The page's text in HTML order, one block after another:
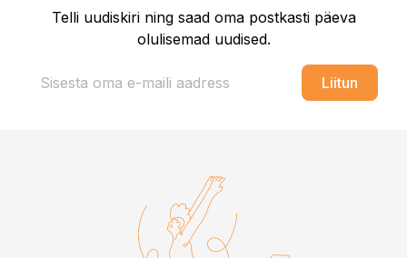
Telli uudiskiri ning saad oma postkasti päeva
olulisemad uudised.
Liitun